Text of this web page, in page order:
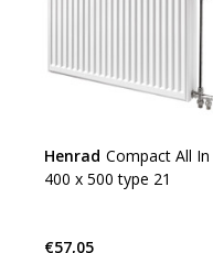
Henrad Compact All In
400 x 500 type 21
€57,05